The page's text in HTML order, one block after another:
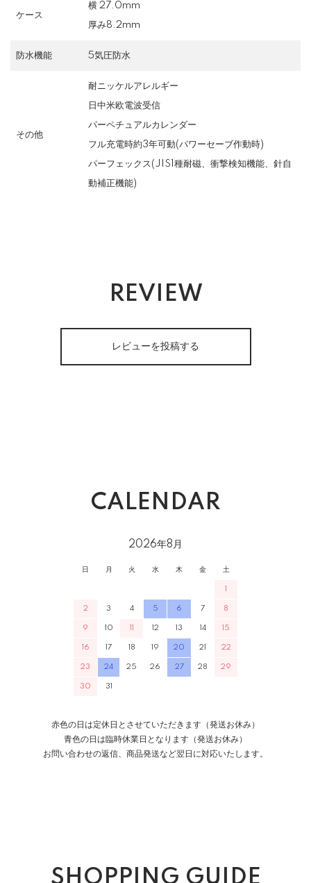
ケース
横 27.0mm
厚み8.2mm
防水機能 5気圧防水
その他
耐ニッケルアレルギー
日中米欧電波受信
パーペチュアルカレンダー
フル充電時約3年可動(パワーセーブ作動時)
パーフェックス(JIS1種耐磁、衝撃検知機能、針自
動補正機能)
REVIEW
レビューを投稿する
CALENDAR
2026年8月
日 月 火 水 木 金 土
1
2 3 4 5 6 7 8
9 10 11 12 13 14 15
16 17 18 19 20 21 22
23 24 25 26 27 28 29
30 31
赤色の日は定休日とさせていただきます（発送お休み）
青色の日は臨時休業日となります（発送お休み）
お問い合わせの返信、商品発送など翌日に対応いたします。
SHOPPING GUIDE